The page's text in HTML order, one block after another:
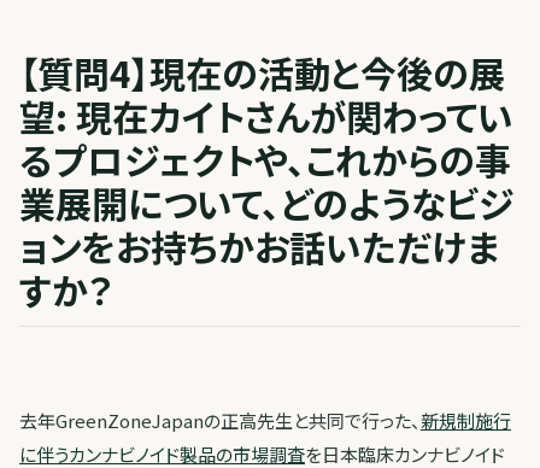
【質問4】現在の活動と今後の展
望: 現在カイトさんが関わってい
るプロジェクトや、これからの事
業展開について、どのようなビジ
ョンをお持ちかお話いただけま
すか？
去年GreenZoneJapanの正高先生と共同で行った、 新規制施行
に伴うカンナビノイド製品の市場調査を日本臨床カンナビノイド